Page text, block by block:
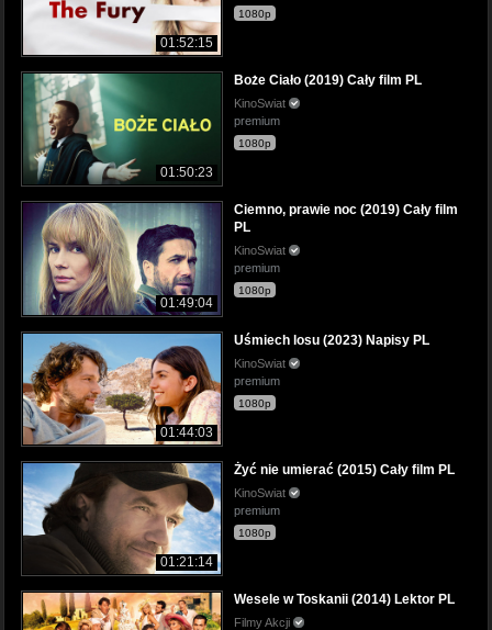
01:52:15
1080p
01:50:23
Boże Ciało (2019) Cały film PL
KinoSwiat
premium
1080p
01:49:04
Ciemno, prawie noc (2019) Cały film
PL
KinoSwiat
premium
1080p
01:44:03
Uśmiech losu (2023) Napisy PL
KinoSwiat
premium
1080p
01:21:14
Żyć nie umierać (2015) Cały film PL
KinoSwiat
premium
1080p
Wesele w Toskanii (2014) Lektor PL
Filmy Akcji